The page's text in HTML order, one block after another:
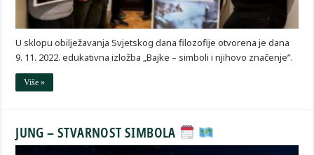
U sklopu obilježavanja Svjetskog dana filozofije otvorena je dana
9. 11. 2022. edukativna izložba „Bajke – simboli i njihovo značenje”.
Više »
JUNG – STVARNOST SIMBOLA